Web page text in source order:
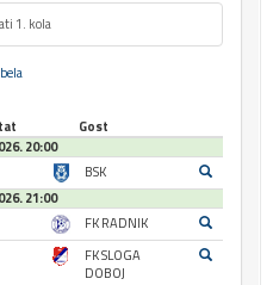
1. kola
Gost
20:00
BSK
21:00
FK RADNIK
FK SLOGA
DOBOJ